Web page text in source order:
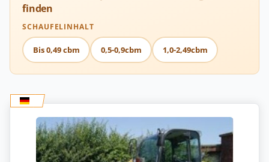
finden
SCHAUFELINHALT
Bis 0,49 cbm 0,5-0,9cbm 1,0-2,49cbm